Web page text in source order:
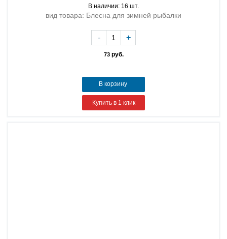
В наличии: 16 шт.
вид товара: Блесна для зимней рыбалки
73руб.
- +
В корзину
Купить в 1 клик